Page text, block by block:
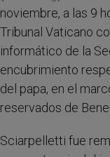
noviembre, a las 9
Tribunal Vaticano
informático de la
encubrimiento
del papa, en el
reservados de
Sciarpelletti fue